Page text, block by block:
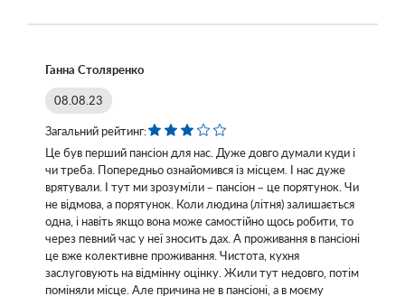
Ганна Столяренко
08.08.23
Загальний рейтинг:
Це був перший пансіон для нас. Дуже довго думали куди і
чи треба. Попередньо ознайомився із місцем. І нас дуже
врятували. І тут ми зрозуміли – пансіон – це порятунок. Чи
не відмова, а порятунок. Коли людина (літня) залишається
одна, і навіть якщо вона може самостійно щось робити, то
через певний час у неї зносить дах. А проживання в пансіоні
це вже колективне проживання. Чистота, кухня
заслуговують на відмінну оцінку. Жили тут недовго, потім
поміняли місце. Але причина не в пансіоні, а в моєму